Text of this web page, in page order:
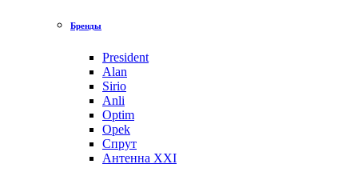
Бренды
President
Alan
Sirio
Anli
Optim
Opek
Спрут
Антенна XXI